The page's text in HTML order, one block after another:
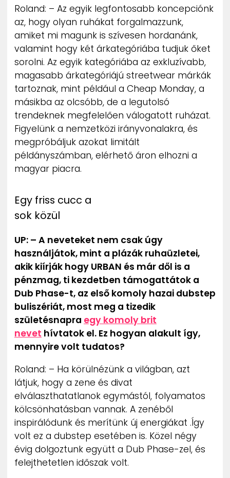
Roland: – Az egyik legfontosabb koncepciónk
az, hogy olyan ruhákat forgalmazzunk,
amiket mi magunk is szívesen hordanánk,
valamint hogy két árkategóriába tudjuk őket
sorolni. Az egyik kategóriába az exkluzívabb,
magasabb árkategóriájú streetwear márkák
tartoznak, mint például a Cheap Monday, a
másikba az olcsóbb, de a legutolsó
trendeknek megfelelően válogatott ruházat.
Figyelünk a nemzetközi irányvonalakra, és
megpróbáljuk azokat limitált
példányszámban, elérhető áron elhozni a
magyar piacra.
Egy friss cucc a
sok közül
UP: – A neveteket nem csak úgy
használjátok, mint a plázák ruhaüzletei,
akik kiírják hogy URBAN és már dől is a
pénzmag, ti kezdetben támogattátok a
Dub Phase-t, az első komoly hazai dubstep
buliszériát, most meg a tizedik
születésnapra egy komoly brit
nevet hívtatok el. Ez hogyan alakult így,
mennyire volt tudatos?
Roland: – Ha körülnézünk a világban, azt
látjuk, hogy a zene és divat
elválaszthatatlanok egymástól, folyamatos
kölcsönhatásban vannak. A zenéből
inspirálódunk és merítünk új energiákat .Így
volt ez a dubstep esetében is. Közel négy
évig dolgoztunk együtt a Dub Phase-zel, és
felejthetetlen időszak volt.